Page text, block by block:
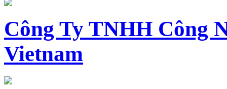
Công Ty TNHH Công
Vietnam